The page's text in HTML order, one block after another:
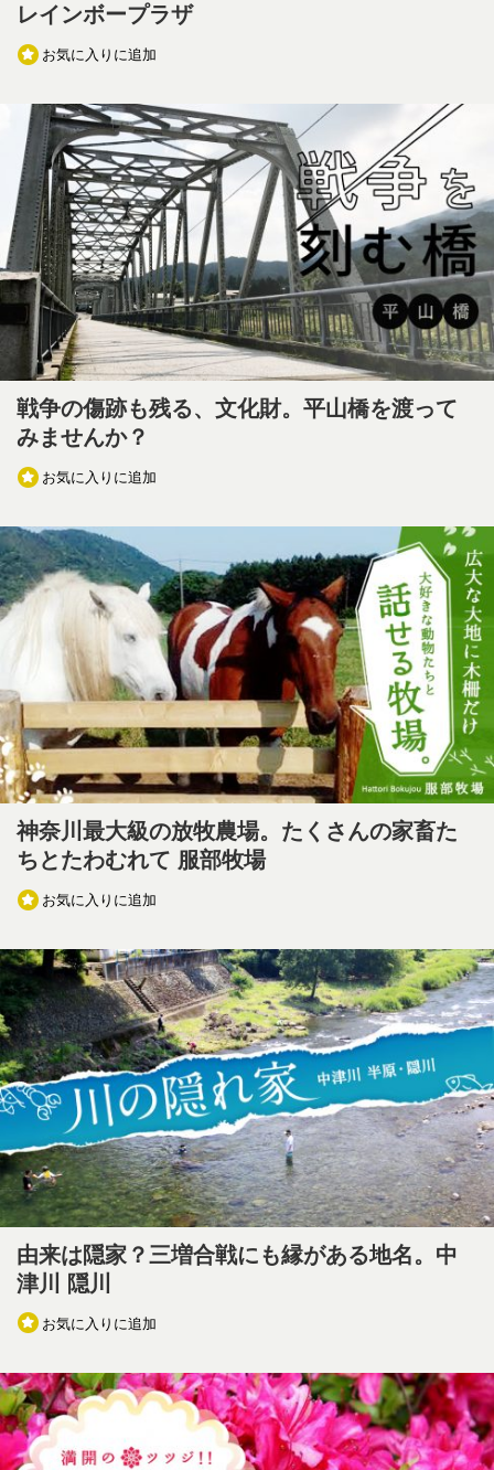
レインボープラザ
お気に入りに追加
戦争の傷跡も残る、文化財。平山橋を渡って
みませんか？
お気に入りに追加
神奈川最大級の放牧農場。たくさんの家畜た
ちとたわむれて 服部牧場
お気に入りに追加
由来は隠家？三増合戦にも縁がある地名。中
津川 隠川
お気に入りに追加